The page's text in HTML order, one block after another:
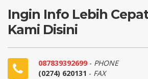
Ingin Info Lebih
Kami Disini
087839392699 - PHONE
(0274) 620131 - FAX